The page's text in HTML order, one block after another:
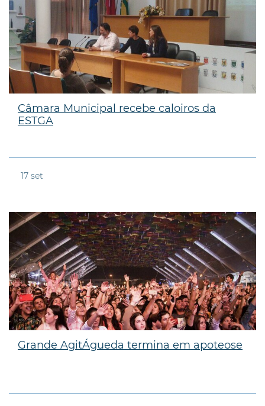
Câmara Municipal recebe caloiros da
ESTGA
17 set
Grande AgitÁgueda termina em apoteose